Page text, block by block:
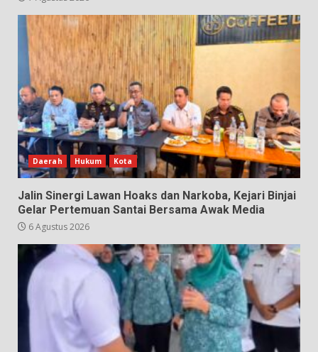
Daerah Hukum Kota
Jalin Sinergi Lawan Hoaks dan Narkoba, Kejari Binjai
Gelar Pertemuan Santai Bersama Awak Media
6 Agustus 2026